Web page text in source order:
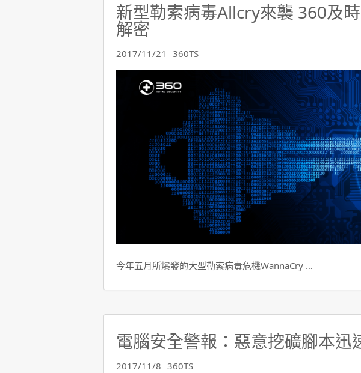
新型勒索病毒Allcry來襲 360及
解密
2017/11/21 360TS
今年五月所爆發的大型勒索病毒危機WannaCry …
電腦安全警報：惡意挖礦腳本迅
2017/11/8 360TS